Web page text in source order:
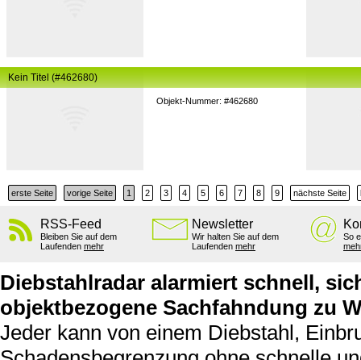
Objekt-Nummer: #462680
Kein Titel (#462680)
erste Seite vorige Seite 1 2 3 4 5 6 7 8 9 nächste Seite
RSS-Feed
Bleiben Sie auf dem
Laufenden mehr
Newsletter
Wir halten Sie auf dem
Laufenden mehr
So
Diebstahlradar alarmiert schnell,
objektbezogene Sachfahndung zu
Jeder kann von einem Diebstahl,